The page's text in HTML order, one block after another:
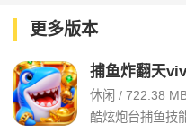
更多版本
捕鱼炸翻天
休闲 / 722.38
酷炫炮台捕鱼技